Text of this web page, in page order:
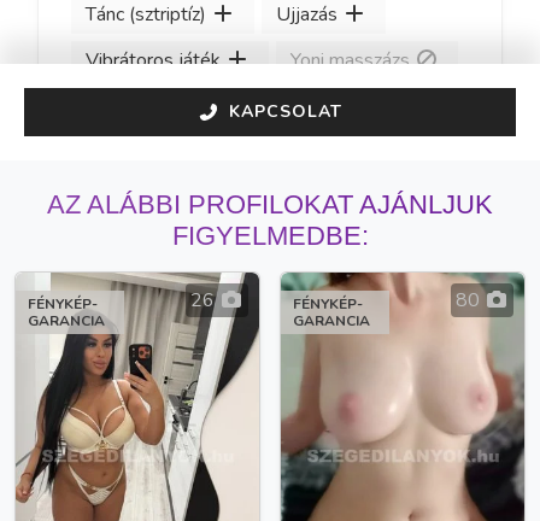
Tánc (sztriptíz)
Ujjazás
Vibrátoros játék
Yoni masszázs
KAPCSOLAT
AZ ALÁBBI PROFILOKAT AJÁNLJUK
FIGYELMEDBE:
FÉNYKÉP-
GARANCIA
26
FÉNYKÉP-
GARANCIA
80